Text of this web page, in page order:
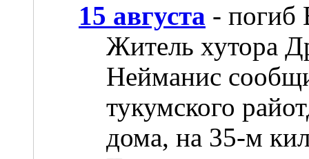
15 августа - погиб
Житель хутора
Нейманис
тукумского
дома, на 35-м